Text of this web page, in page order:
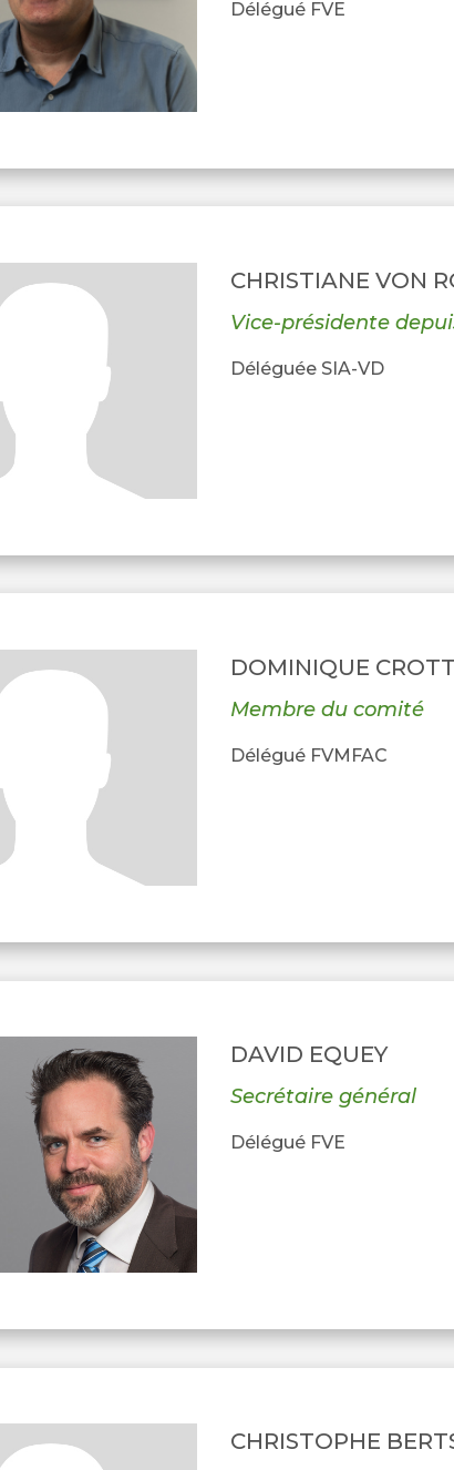
Délégué FVE
CHRISTIANE VON
Vice-présidente
Déléguée SIA-VD
DOMINIQUE
Membre du comité
Délégué FVMFAC
DAVID EQUEY
Secrétaire général
Délégué FVE
CHRISTOPHE